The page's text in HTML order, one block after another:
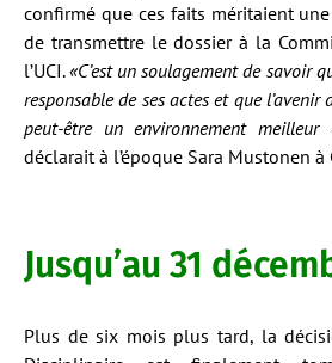
confirmé que ces faits méritaient
de transmettre le dossier à la
l’UCI.«C’est un soulagement de savoir
responsable de ses actes et que
peut-être un environnement meilleur
déclarait à l’époque Sara Mustonen à
Jusqu’au 31
Plus de six mois plus tard, la